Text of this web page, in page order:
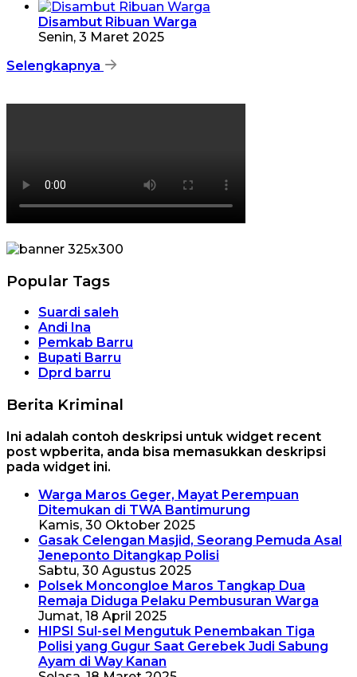
Disambut Ribuan Warga
Senin, 3 Maret 2025
Selengkapnya
Popular Tags
Suardi saleh
Andi Ina
Pemkab Barru
Bupati Barru
Dprd barru
Berita Kriminal
Ini adalah contoh deskripsi untuk widget recent
post wpberita, anda bisa memasukkan deskripsi
pada widget ini.
Warga Maros Geger, Mayat Perempuan
Ditemukan di TWA Bantimurung
Kamis, 30 Oktober 2025
Gasak Celengan Masjid, Seorang Pemuda Asal
Jeneponto Ditangkap Polisi
Sabtu, 30 Agustus 2025
Polsek Moncongloe Maros Tangkap Dua
Remaja Diduga Pelaku Pembusuran Warga
Jumat, 18 April 2025
HIPSI Sul-sel Mengutuk Penembakan Tiga
Polisi yang Gugur Saat Gerebek Judi Sabung
Ayam di Way Kanan